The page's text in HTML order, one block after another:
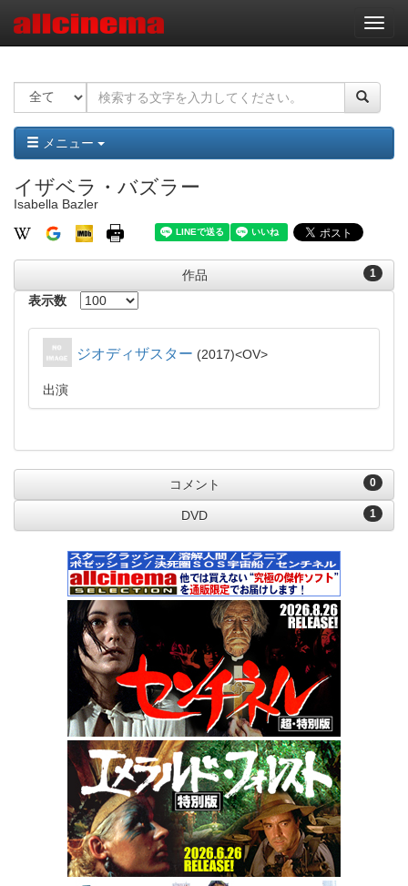
ナ
ビ
ー
ョ
ン
メニュー
イザベラ・バズラー
Isabella Bazler
1
作品
表示数
ジオディザスター 2017 OV
出演
0
コメント
1
DVD